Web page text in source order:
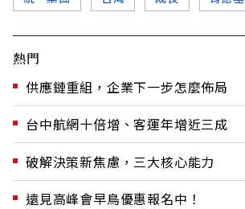
熱門
供應鏈重組，企業下一步怎麼佈局
台中航網十倍增、客運年增近三成
破解決策新焦慮，三大核心能力
遠見高峰會早鳥優惠報名中！